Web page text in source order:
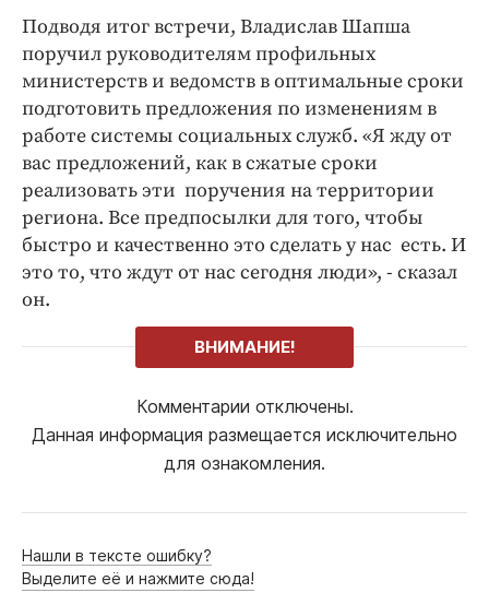
Подводя итог встречи, Владислав Шапша
поручил руководителям профильных
министерств и ведомств в оптимальные сроки
подготовить предложения по изменениям в
работе системы социальных служб. «Я жду от
вас предложений, как в сжатые сроки
реализовать эти поручения на территории
региона. Все предпосылки для того, чтобы
быстро и качественно это сделать у нас есть. И
это то, что ждут от нас сегодня люди», - сказал
он.
ВНИМАНИЕ!
Комментарии отключены.
Данная информация размещается исключительно
для ознакомления.
Нашли в тексте ошибку?
Выделите её и нажмите сюда!